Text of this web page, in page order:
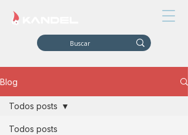
Blog
Todos posts
Todos posts